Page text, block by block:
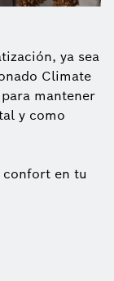
ya sea
Climate
mantener
y como
confort en tu